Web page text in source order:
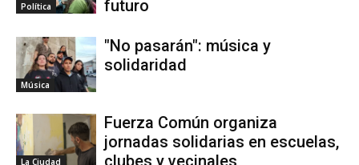
Política futuro
Música
"No pasarán": música y
solidaridad
La Ciudad
Fuerza Común organiza
jornadas solidarias en escuelas,
clubes y vecinales